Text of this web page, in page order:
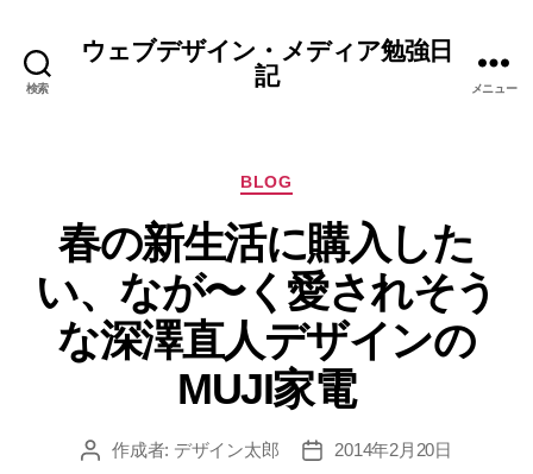
検索
ウェブデザイン・メディア勉強日
記
メニュー
カ
ゴ
リ
ー
BLOG
春の新生活に購入した
い、なが〜く愛されそう
な深澤直人デザインの
MUJI家電
投 作成者: デザイン太郎
投
2014年2月20日